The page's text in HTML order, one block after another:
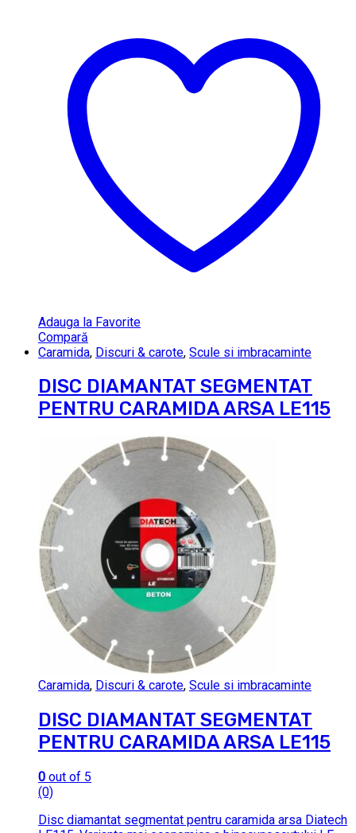
Adauga la Favorite
Compară
Caramida, Discuri & carote, Scule si imbracaminte
DISC DIAMANTAT SEGMENTAT
PENTRU CARAMIDA ARSA LE115
Caramida, Discuri & carote, Scule si imbracaminte
DISC DIAMANTAT SEGMENTAT
PENTRU CARAMIDA ARSA LE115
0 out of 5
(0)
Disc diamantat segmentat pentru caramida arsa Diatech